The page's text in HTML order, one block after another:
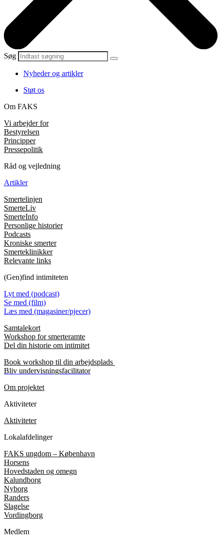
Søg
Nyheder og artikler
Støt os
Om FAKS
Vi arbejder for
Bestyrelsen
Principper
Pressepolitik
Råd og vejledning
Artikler
Smertelinjen
SmerteLiv
SmerteInfo
Personlige historier
Podcasts
Kroniske smerter
Smerteklinikker
Relevante links
(Gen)find intimiteten
Lyt med (podcast)
Se med (film)
Læs med (magasiner/pjecer)
Samtalekort
Workshop for smerteramte
Del din historie om intimitet
Book workshop til din arbejdsplads
Bliv undervisningsfacilitator
Om projektet
Aktiviteter
Aktiviteter
Lokalafdelinger
FAKS ungdom – København
Horsens
Hovedstaden og omegn
Kalundborg
Nyborg
Randers
Slagelse
Vordingborg
Medlem